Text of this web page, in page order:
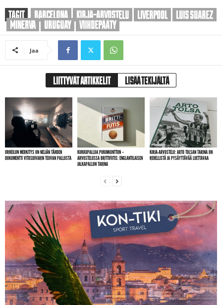
TAGIT BARCELONA KIRJA-ARVOSTELU LIVERPOOL
LUIS SUAREZ
MINERVA
URUGUAY VIIHDEPÄÄTY
Jaa
LIITTYVÄT ARTIKKELIT LISÄÄ TEKIJÄLTÄ
URHEILUN MERKITYS ON NELJÄN TÄHDEN
DOKUMENTTI VITOSDIVARIN TEUVAN PALLOSTA
KUKKUPALLOA PUKINKONTTIIN –
ARVOSTELUSSA BRITTIFUTIS: ENGLANTILAISEN
JALKAPALLON TARINA
KIRJA-ARVOSTELU: ARTO TOLSAN TARINA ON
REHELLISTÄ JA PYSÄYTTÄVÄÄ LUETTAVAA